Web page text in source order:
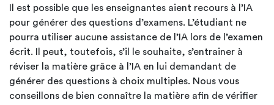
Il est possible que les enseignantes aient recours à l’IA
pour générer des questions d’examens. L’étudiant ne
pourra utiliser aucune assistance de l’IA lors de l’examen
écrit. Il peut, toutefois, s’il le souhaite, s’entrainer à
réviser la matière grâce à l’IA en lui demandant de
générer des questions à choix multiples. Nous vous
conseillons de bien connaître la matière afin de vérifier